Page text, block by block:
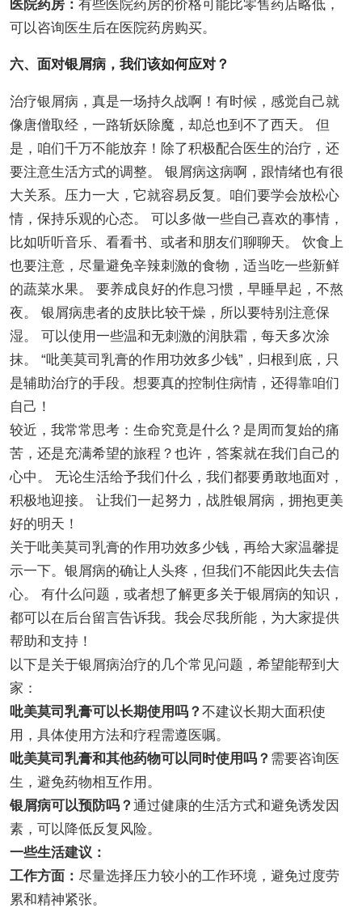
医院药房： 有些医院药房的价格可能比零售药店略低，
可以咨询医生后在医院药房购买。
六、面对银屑病，我们该如何应对？
治疗银屑病，真是一场持久战啊！有时候，感觉自己就
像唐僧取经，一路斩妖除魔，却总也到不了西天。 但
是，咱们千万不能放弃！除了积极配合医生的治疗，还
要注意生活方式的调整。 银屑病这病啊，跟情绪也有很
大关系。压力一大，它就容易反复。咱们要学会放松心
情，保持乐观的心态。 可以多做一些自己喜欢的事情，
比如听听音乐、看看书、或者和朋友们聊聊天。 饮食上
也要注意，尽量避免辛辣刺激的食物，适当吃一些新鲜
的蔬菜水果。 要养成良好的作息习惯，早睡早起，不熬
夜。 银屑病患者的皮肤比较干燥，所以要特别注意保
湿。 可以使用一些温和无刺激的润肤霜，每天多次涂
抹。 “吡美莫司乳膏的作用功效多少钱”，归根到底，只
是辅助治疗的手段。想要真的控制住病情，还得靠咱们
自己！
较近，我常常思考：生命究竟是什么？是周而复始的痛
苦，还是充满希望的旅程？也许，答案就在我们自己的
心中。 无论生活给予我们什么，我们都要勇敢地面对，
积极地迎接。 让我们一起努力，战胜银屑病，拥抱更美
好的明天！
关于吡美莫司乳膏的作用功效多少钱，再给大家温馨提
示一下。银屑病的确让人头疼，但我们不能因此失去信
心。 有什么问题，或者想了解更多关于银屑病的知识，
都可以在后台留言告诉我。我会尽我所能，为大家提供
帮助和支持！
以下是关于银屑病治疗的几个常见问题，希望能帮到大
家：
吡美莫司乳膏可以长期使用吗？ 不建议长期大面积使
用，具体使用方法和疗程需遵医嘱。
吡美莫司乳膏和其他药物可以同时使用吗？ 需要咨询医
生，避免药物相互作用。
银屑病可以预防吗？ 通过健康的生活方式和避免诱发因
素，可以降低反复风险。
一些生活建议：
工作方面： 尽量选择压力较小的工作环境，避免过度劳
累和精神紧张。